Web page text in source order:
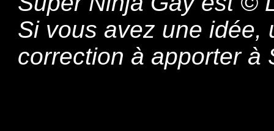
Si vous avez une idée,
correction à apporter à